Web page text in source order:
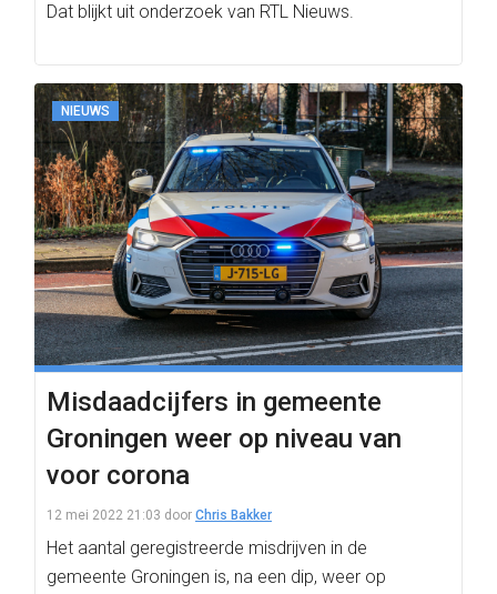
Dat blijkt uit onderzoek van RTL Nieuws.
NIEUWS
Misdaadcijfers in gemeente
Groningen weer op niveau van
voor corona
12 mei 2022 21:03 door Chris Bakker
Het aantal geregistreerde misdrijven in de
gemeente Groningen is, na een dip, weer op